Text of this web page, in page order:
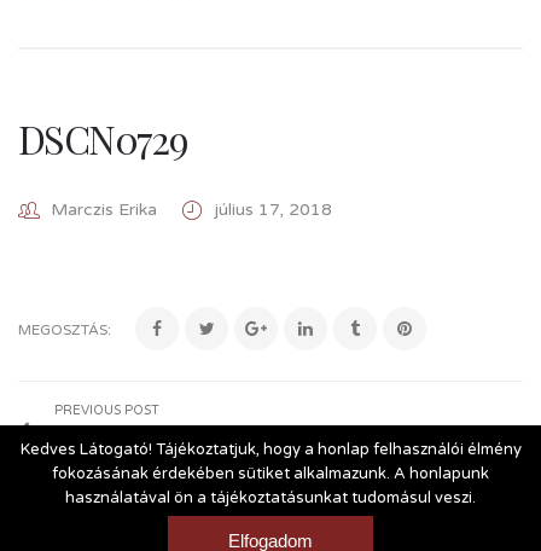
DSCN0729
Marczis Erika július 17, 2018
MEGOSZTÁS:
PREVIOUS POST
DSCN0729
Vásárlási és szállítási feltételek|Impresszum
Kedves Látogató! Tájékoztatjuk, hogy a honlap felhasználói élmény
fokozásának érdekében sütiket alkalmazunk. A honlapunk
használatával ön a tájékoztatásunkat tudomásul veszi.
Elfogadom